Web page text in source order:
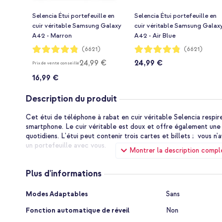
Selencia Étui portefeuille en
cuir véritable Samsung Galaxy
A42 - Marron
Notation:
96%
(6621)
Prix de vente conseillé24,99 €
16,99 €
Selencia Étui portefeuille en
cuir véritable Samsung
A42 - Air Blue
Notation:
96%
(6621)
24,99 €
Description du produit
Montrer la description
Cet étui de téléphone à rabat en cuir véritable Selencia
smartphone. Le cuir véritable est doux et offre également
quotidiens. L'étui peut contenir trois cartes et billets ; vous
un portefeuille avec vous.
Le cuir utilisé pour cet étui est de haute qualité et est 100%
véritable : ce matériau acquiert un éclat naturel avec le
À l'intérieur de l'étui se trouvent 3 porte-cartes et un
Plus d'informations
Plus
Modes Adaptables
Sans
Fonction automatique de réveil
Non